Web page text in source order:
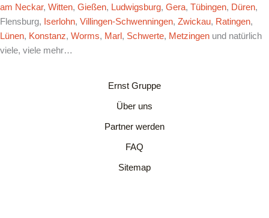
am Neckar, Witten, Gießen, Ludwigsburg, Gera, Tübingen, Düren,
Flensburg, Iserlohn, Villingen-Schwenningen, Zwickau, Ratingen,
Lünen, Konstanz, Worms, Marl , Schwerte, Metzingen und natürlich
viele, viele mehr…
Ernst Gruppe
Über uns
Partner werden
FAQ
Sitemap